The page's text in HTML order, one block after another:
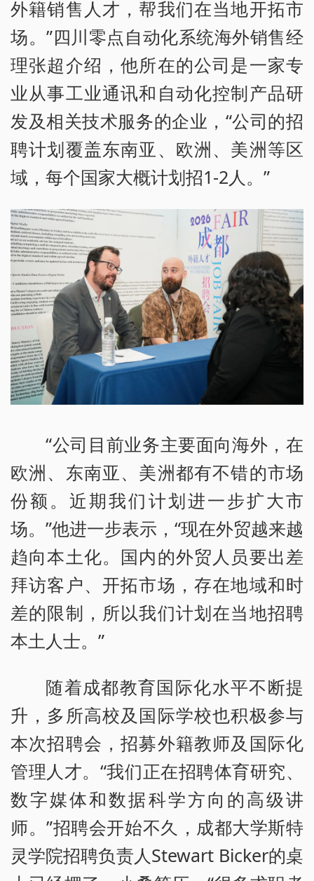
外籍销售人才，帮我们在当地开拓市
场。”四川零点自动化系统海外销售经
理张超介绍，他所在的公司是一家专
业从事工业通讯和自动化控制产品研
发及相关技术服务的企业，“公司的招
聘计划覆盖东南亚、欧洲、美洲等区
域，每个国家大概计划招1-2人。”
“公司目前业务主要面向海外，在
欧洲、东南亚、美洲都有不错的市场
份额。近期我们计划进一步扩大市
场。”他进一步表示，“现在外贸越来越
趋向本土化。国内的外贸人员要出差
拜访客户、开拓市场，存在地域和时
差的限制，所以我们计划在当地招聘
本土人士。”
随着成都教育国际化水平不断提
升，多所高校及国际学校也积极参与
本次招聘会，招募外籍教师及国际化
管理人才。“我们正在招聘体育研究、
数字媒体和数据科学方向的高级讲
师。”招聘会开始不久，成都大学斯特
灵学院招聘负责人Stewart Bicker的桌